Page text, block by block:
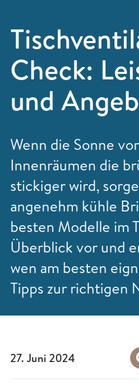
Check:
und
Wenn die Sonne
Innenräumen die
stickiger wird,
angenehm kühle
besten Modelle im
Überblick vor und
wen am besten
Tipps zur richtigen
27. Juni 2024